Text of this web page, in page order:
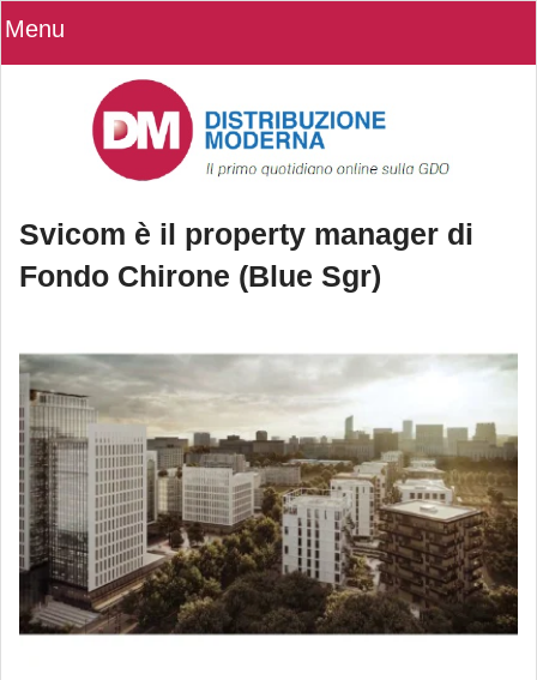
Menu
Svicom è il property manager di
Fondo Chirone (Blue Sgr)